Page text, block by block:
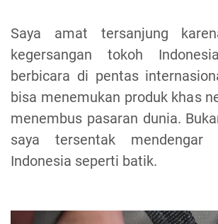
Saya amat tersanjung
kegersangan tokoh
berbicara di pentas
bisa menemukan produk khas
menembus pasaran dunia.
saya tersentak mendengar
Indonesia seperti batik.